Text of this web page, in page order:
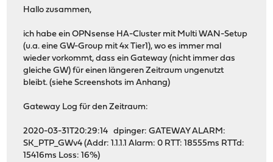
Hallo zusammen,
ich habe ein OPNsense HA-Cluster mit Multi WAN-Setup
(u.a. eine GW-Group mit 4x Tier1), wo es immer mal
wieder vorkommt, dass ein Gateway (nicht immer das
gleiche GW) für einen längeren Zeitraum ungenutzt
bleibt. (siehe Screenshots im Anhang)
Gateway Log für den Zeitraum:
2020-03-31T20:29:14 dpinger: GATEWAY ALARM:
SK_PTP_GWv4 (Addr: 1.1.1.1 Alarm: 0 RTT: 18555ms RTTd:
15416ms Loss: 16%)